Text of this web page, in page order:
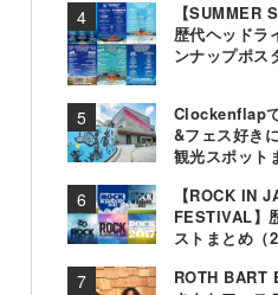
【SUMMER
歴代ヘッドラ
ンナップポス
Clockenflap
&フェス好き
観光スポット
【ROCK IN
FESTIVAL】
ストまとめ（
ROTH BART